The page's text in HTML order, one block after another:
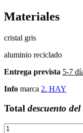
Materiales
cristal gris
aluminio reciclado
Entrega prevista 5-7
Info marca 2. HAY
Total descuento